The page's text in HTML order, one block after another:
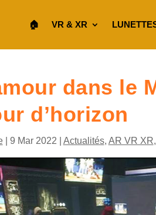
🏠︎ VR & XR
dans le
d’horizon
| 9 Mar 2022 Actualités, AR VR XR,